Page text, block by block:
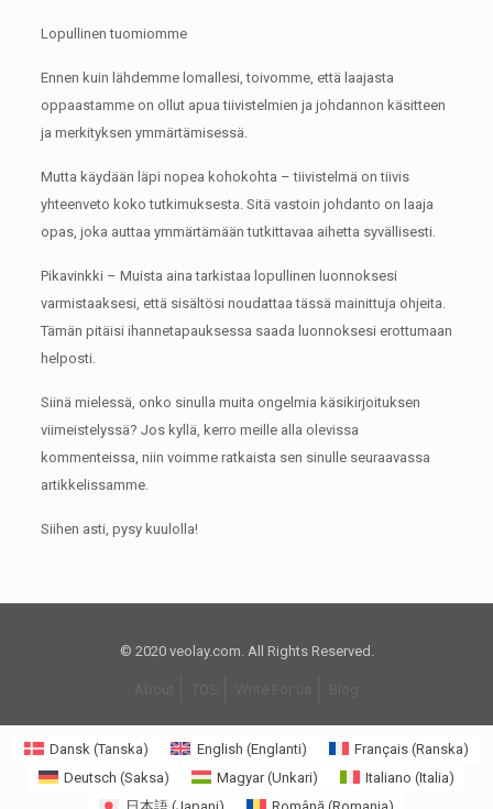
Lopullinen tuomiomme
Ennen kuin lähdemme lomallesi, toivomme, että laajasta
oppaastamme on ollut apua tiivistelmien ja johdannon käsitteen
ja merkityksen ymmärtämisessä.
Mutta käydään läpi nopea kohokohta – tiivistelmä on tiivis
yhteenveto koko tutkimuksesta. Sitä vastoin johdanto on laaja
opas, joka auttaa ymmärtämään tutkittavaa aihetta syvällisesti.
Pikavinkki – Muista aina tarkistaa lopullinen luonnoksesi
varmistaaksesi, että sisältösi noudattaa tässä mainittuja ohjeita.
Tämän pitäisi ihannetapauksessa saada luonnoksesi erottumaan
helposti.
Siinä mielessä, onko sinulla muita ongelmia käsikirjoituksen
viimeistelyssä? Jos kyllä, kerro meille alla olevissa
kommenteissa, niin voimme ratkaista sen sinulle seuraavassa
artikkelissamme.
Siihen asti, pysy kuulolla!
© 2020 veolay.com. All Rights Reserved.
About TOS Write For us Blog
Dansk (Tanska) English (Englanti) Français(Ranska)
Deutsch (Saksa) Magyar(Unkari) Italiano (Italia)